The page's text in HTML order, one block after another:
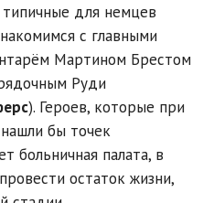
для немцев
с главными
Мартином Брестом
Руди
). Героев, которые при
бы точек
больничная палата, в
остаток жизни,